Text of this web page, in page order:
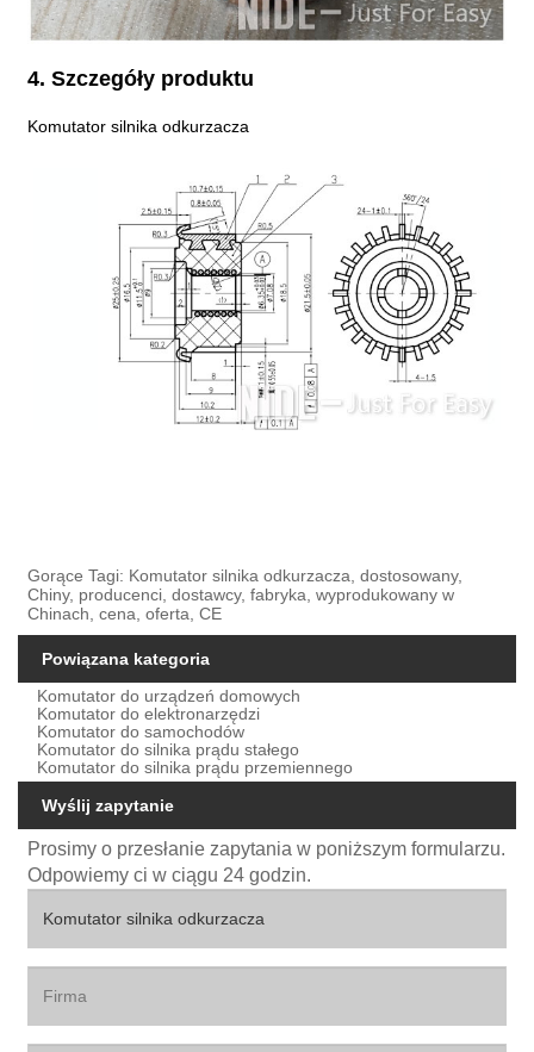
4. Szczegóły produktu
Komutator silnika odkurzacza
Gorące Tagi: Komutator silnika odkurzacza, dostosowany,
Chiny, producenci, dostawcy, fabryka, wyprodukowany w
Chinach, cena, oferta, CE
Powiązana kategoria
Komutator do urządzeń domowych
Komutator do elektronarzędzi
Komutator do samochodów
Komutator do silnika prądu stałego
Komutator do silnika prądu przemiennego
Wyślij zapytanie
Prosimy o przesłanie zapytania w poniższym formularzu.
Odpowiemy ci w ciągu 24 godzin.